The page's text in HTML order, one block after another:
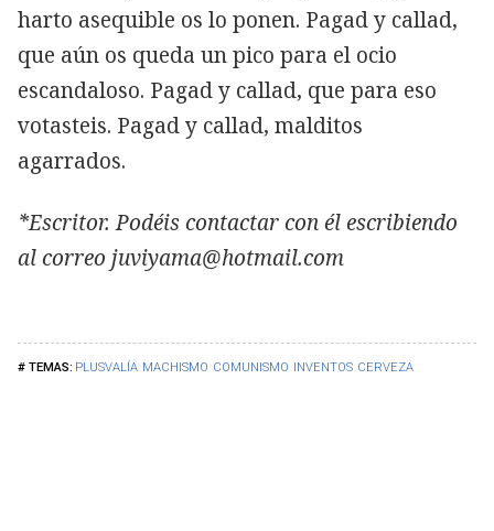
PLUSVALÍA MACHISMO COMUNISMO INVENTOS CERVEZA
harto asequible os lo ponen. Pagad y callad,
que aún os queda un pico para el ocio
escandaloso. Pagad y callad, que para eso
votasteis. Pagad y callad, malditos
agarrados.
*Escritor. Podéis contactar con él escribiendo
al correo juviyama@hotmail.com